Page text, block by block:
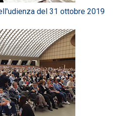
del 31 ottobre 2019